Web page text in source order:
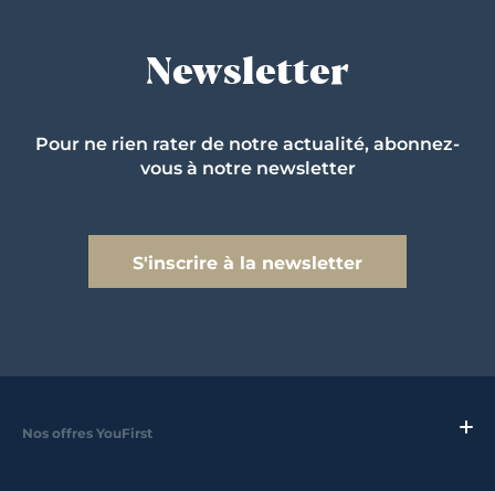
Newsletter
Pour ne rien rater de notre actualité, abonnez-
vous à notre newsletter
S'inscrire à la newsletter
Nos offres YouFirst